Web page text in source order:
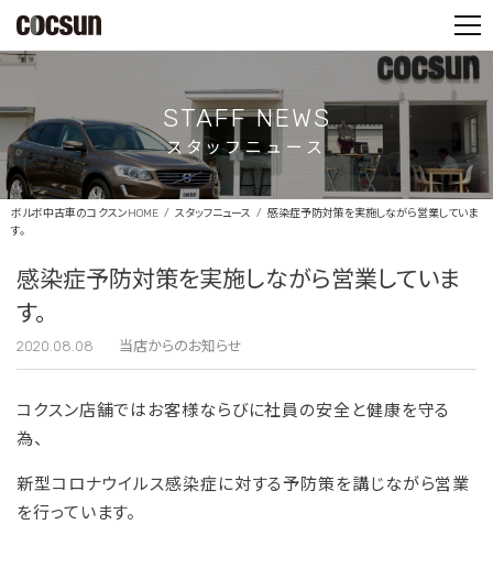
STAFF NEWS
スタッフニュース
ボルボ中古車のコクスンHOME スタッフニュース
感染症予防対策を実施しながら営業していま
す。
感染症予防対策を実施しながら営業していま
す。
2020.08.08 当店からのお知らせ
コクスン店舗ではお客様ならびに社員の安全と健康を守る
為、
新型コロナウイルス感染症に対する予防策を講じながら営業
を行っています。